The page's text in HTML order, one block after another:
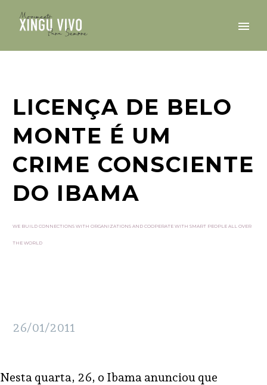
LICENÇA DE BELO
MONTE É UM
CRIME CONSCIENTE
DO IBAMA
WE BUILD CONNECTIONS WITH ORGANIZATIONS AND COOPERATE WITH SMART PEOPLE ALL OVER
THE WORLD
26/01/2011
Nesta quarta, 26, o Ibama anunciou que